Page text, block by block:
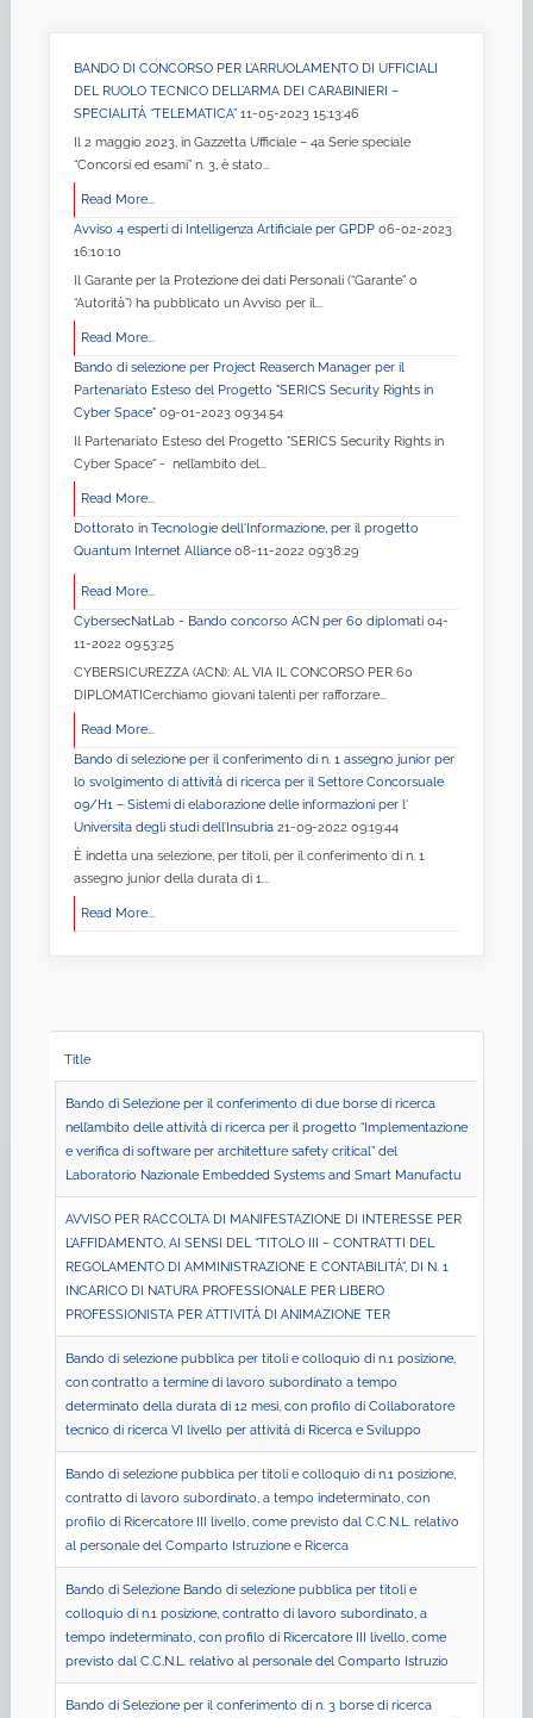
BANDO DI CONCORSO PER L’ARRUOLAMENTO DI UFFICIALI
DEL RUOLO TECNICO DELL’ARMA DEI CARABINIERI –
SPECIALITÀ “TELEMATICA” 11-05-2023 15:13:46
Il 2 maggio 2023, in Gazzetta Ufficiale – 4a Serie speciale
“Concorsi ed esami” n. 3, è stato...
Read More...
Avviso 4 esperti di Intelligenza Artificiale per GPDP 06-02-2023
16:10:10
Il Garante per la Protezione dei dati Personali (“Garante” o
“Autorità”) ha pubblicato un Avviso per il...
Read More...
Bando di selezione per Project Reaserch Manager per il
Partenariato Esteso del Progetto "SERICS Security Rights in
Cyber Space" 09-01-2023 09:34:54
Il Partenariato Esteso del Progetto "SERICS Security Rights in
Cyber Space" - nell’ambito del...
Read More...
Dottorato in Tecnologie dell'Informazione, per il progetto
Quantum Internet Alliance 08-11-2022 09:38:29
Read More...
CybersecNatLab - Bando concorso ACN per 60 diplomati 04-
11-2022 09:53:25
CYBERSICUREZZA (ACN): AL VIA IL CONCORSO PER 60
DIPLOMATICerchiamo giovani talenti per rafforzare...
Read More...
Bando di selezione per il conferimento di n. 1 assegno junior per
lo svolgimento di attività di ricerca per il Settore Concorsuale
09/H1 – Sistemi di elaborazione delle informazioni per l'
Universita degli studi dell’Insubria 21-09-2022 09:19:44
È indetta una selezione, per titoli, per il conferimento di n. 1
assegno junior della durata di 1...
Read More...
Title
Bando di Selezione per il conferimento di due borse di ricerca
nell’ambito delle attività di ricerca per il progetto “Implementazione
e verifica di software per architetture safety critical” del
Laboratorio Nazionale Embedded Systems and Smart Manufactu
AVVISO PER RACCOLTA DI MANIFESTAZIONE DI INTERESSE PER
L’AFFIDAMENTO, AI SENSI DEL “TITOLO III – CONTRATTI DEL
REGOLAMENTO DI AMMINISTRAZIONE E CONTABILITÀ”, DI N. 1
INCARICO DI NATURA PROFESSIONALE PER LIBERO
PROFESSIONISTA PER ATTIVITÀ DI ANIMAZIONE TER
Bando di selezione pubblica per titoli e colloquio di n.1 posizione,
con contratto a termine di lavoro subordinato a tempo
determinato della durata di 12 mesi, con profilo di Collaboratore
tecnico di ricerca VI livello per attività di Ricerca e Sviluppo
Bando di selezione pubblica per titoli e colloquio di n.1 posizione,
contratto di lavoro subordinato, a tempo indeterminato, con
profilo di Ricercatore III livello, come previsto dal C.C.N.L. relativo
al personale del Comparto Istruzione e Ricerca
Bando di Selezione Bando di selezione pubblica per titoli e
colloquio di n.1 posizione, contratto di lavoro subordinato, a
tempo indeterminato, con profilo di Ricercatore III livello, come
previsto dal C.C.N.L. relativo al personale del Comparto Istruzio
Bando di Selezione per il conferimento di n. 3 borse di ricerca